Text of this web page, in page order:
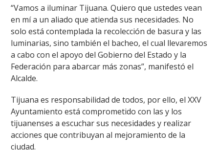
“Vamos a iluminar Tijuana. Quiero que ustedes vean
en mí a un aliado que atienda sus necesidades. No
solo está contemplada la recolección de basura y las
luminarias, sino también el bacheo, el cual llevaremos
a cabo con el apoyo del Gobierno del Estado y la
Federación para abarcar más zonas”, manifestó el
Alcalde.
Tijuana es responsabilidad de todos, por ello, el XXV
Ayuntamiento está comprometido con las y los
tijuanenses a escuchar sus necesidades y realizar
acciones que contribuyan al mejoramiento de la
ciudad.